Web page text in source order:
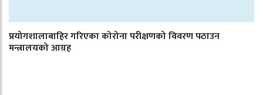
प्रयोगशालाबाहिर गरिएका कोरोना परीक्षणको विवरण पठाउन
मन्त्रालयको आग्रह